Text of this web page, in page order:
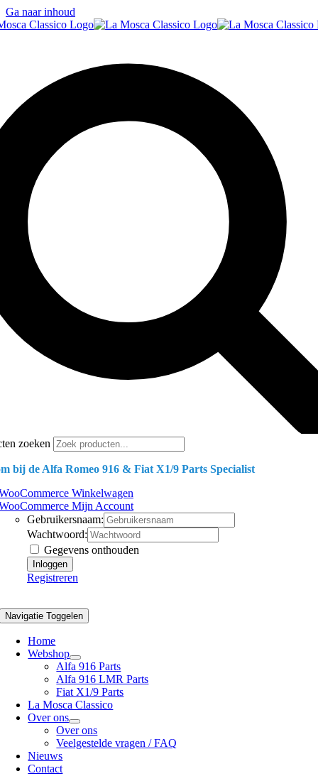
Ga naar inhoud
zoeken
bij de Alfa Romeo 916 & Fiat X1/9 Parts Specialist
Winkelwagen
Mijn Account
Gebruikersnaam:
Wachtwoord:
Gegevens onthouden
Registreren
Navigatie Toggelen
Home
Webshop
Alfa 916 Parts
Alfa 916 LMR Parts
Fiat X1/9 Parts
La Mosca Classico
Over ons
Over ons
Veelgestelde vragen / FAQ
Nieuws
Contact